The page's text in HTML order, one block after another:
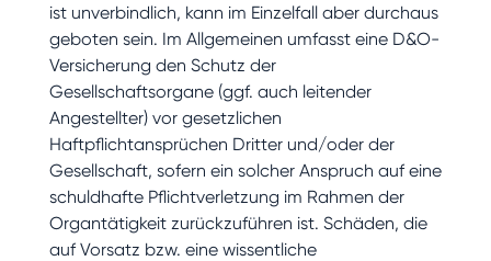
ist unverbindlich, kann im Einzelfall aber durchaus
geboten sein. Im Allgemeinen umfasst eine D&O-
Versicherung den Schutz der
Gesellschaftsorgane (ggf. auch leitender
Angestellter) vor gesetzlichen
Haftpflichtansprüchen Dritter und/oder der
Gesellschaft, sofern ein solcher Anspruch auf eine
schuldhafte Pflichtverletzung im Rahmen der
Organtätigkeit zurückzuführen ist. Schäden, die
auf Vorsatz bzw. eine wissentliche